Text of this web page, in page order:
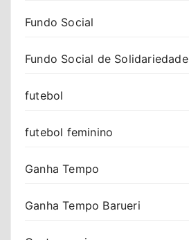
Fundo Social
Fundo Social de Solidariedade
futebol
futebol feminino
Ganha Tempo
Ganha Tempo Barueri